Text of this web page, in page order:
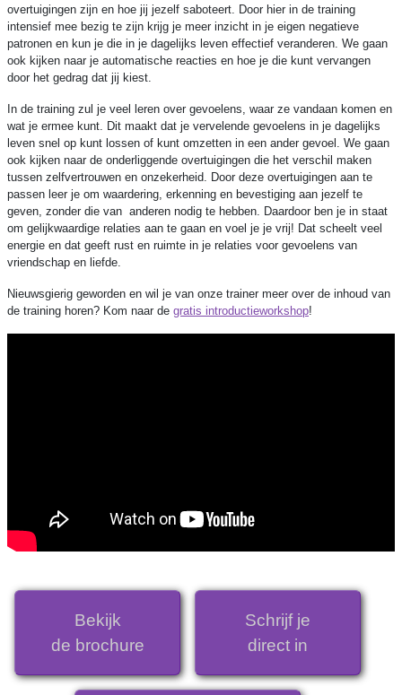
overtuigingen zijn en hoe jij jezelf saboteert. Door hier in de training
intensief mee bezig te zijn krijg je meer inzicht in je eigen negatieve
patronen en kun je die in je dagelijks leven effectief veranderen. We gaan
ook kijken naar je automatische reacties en hoe je die kunt vervangen
door het gedrag dat jij kiest.
In de training zul je veel leren over gevoelens, waar ze vandaan komen en
wat je ermee kunt. Dit maakt dat je vervelende gevoelens in je dagelijks
leven snel op kunt lossen of kunt omzetten in een ander gevoel. We gaan
ook kijken naar de onderliggende overtuigingen die het verschil maken
tussen zelfvertrouwen en onzekerheid. Door deze overtuigingen aan te
passen leer je om waardering, erkenning en bevestiging aan jezelf te
geven, zonder die van anderen nodig te hebben. Daardoor ben je in staat
om gelijkwaardige relaties aan te gaan en voel je je vrij! Dat scheelt veel
energie en dat geeft rust en ruimte in je relaties voor gevoelens van
vriendschap en liefde.
Nieuwsgierig geworden en wil je van onze trainer meer over de inhoud van
de training horen? Kom naar de gratis introductieworkshop!
Bekijk
de brochure
Schrijf je
direct in